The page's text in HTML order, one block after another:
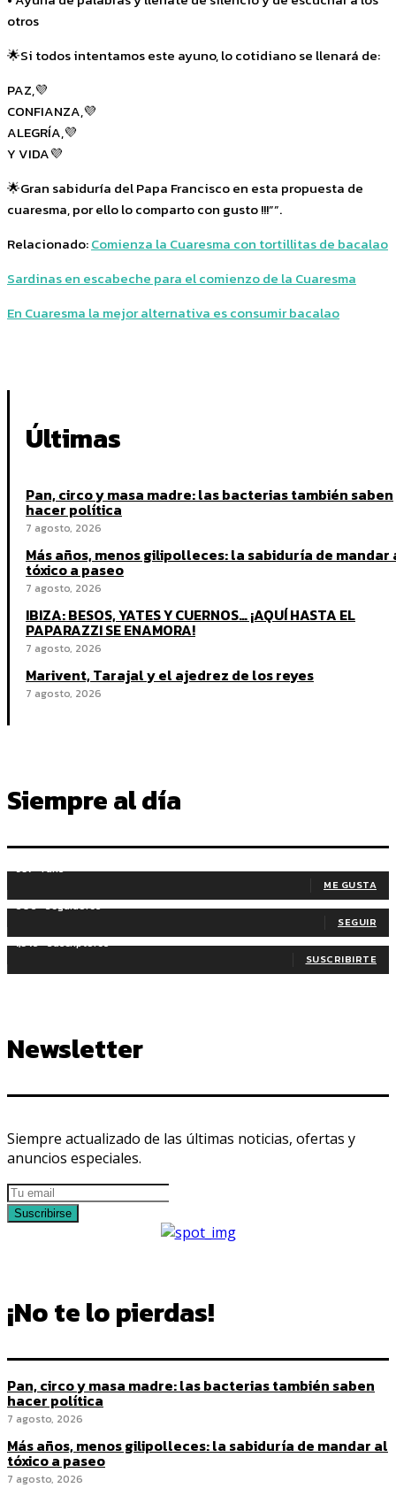
otros
🌟Si todos intentamos este ayuno, lo cotidiano se llenará de:
PAZ,💜
CONFIANZA,💜
ALEGRÍA,💜
Y VIDA💜
🌟Gran sabiduría del Papa Francisco en esta propuesta de
cuaresma, por ello lo comparto con gusto !!!””.
Relacionado:Comienza la Cuaresma con tortillitas de bacalao
Sardinas en escabeche para el comienzo de la Cuaresma
En Cuaresma la mejor alternativa es consumir bacalao
Últimas
Pan, circo y masa madre: las bacterias también saben
hacer política
7 agosto, 2026
Más años, menos gilipolleces: la sabiduría de mandar
tóxico a paseo
7 agosto, 2026
IBIZA: BESOS, YATES Y CUERNOS… ¡AQUÍ HASTA EL
PAPARAZZI SE ENAMORA!
7 agosto, 2026
Marivent, Tarajal y el ajedrez de los reyes
7 agosto, 2026
Siempre al día
937 Fans
ME GUSTA
606 Seguidores
SEGUIR
1,345 Suscriptores
SUSCRIBIRTE
Newsletter
Siempre actualizado de las últimas noticias, ofertas y
anuncios especiales.
Suscribirse
¡No te lo pierdas!
Pan, circo y masa madre: las bacterias también saben
hacer política
7 agosto, 2026
Más años, menos gilipolleces: la sabiduría de mandar al
tóxico a paseo
7 agosto, 2026